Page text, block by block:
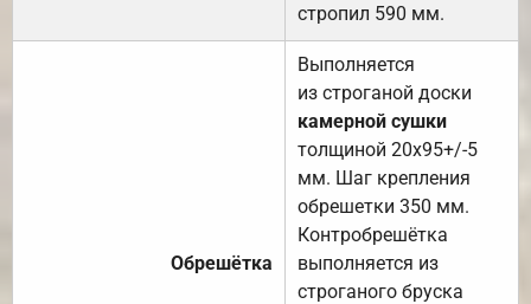
стропил 590 мм.
Обрешётка
Выполняется
из строганой доски
камерной сушки
толщиной 20х95+/-5
мм. Шаг крепления
обрешетки 350 мм.
Контробрешётка
выполняется из
строганого бруска